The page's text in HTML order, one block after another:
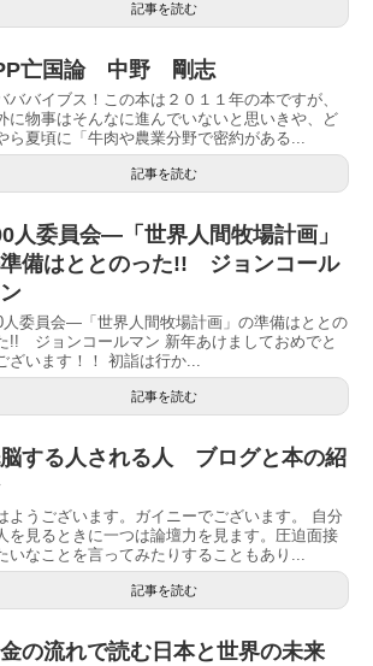
記事を読む
亡国論 中野 剛志
ババイブス！この本は２０１１年の本ですが、
に物事はそんなに進んでいないと思いきや、ど
ら夏頃に「牛肉や農業分野で密約がある...
記事を読む
人委員会―「世界人間牧場計画」
備はととのった!! ジョンコール
人委員会―「世界人間牧場計画」の準備はととの
!! ジョンコールマン 新年あけましておめでと
ざいます！！ 初詣は行か...
記事を読む
する人される人 ブログと本の紹
ようございます。ガイニーでございます。 自分
を見るときに一つは論壇力を見ます。圧迫面接
いなことを言ってみたりすることもあり...
記事を読む
の流れで読む日本と世界の未来